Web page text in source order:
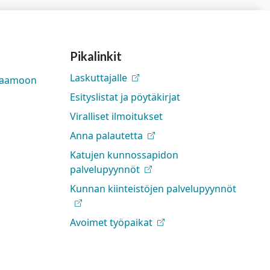
Pikalinkit
Laskuttajalle
Esityslistat ja pöytäkirjat
Viralliset ilmoitukset
Anna palautetta
Katujen kunnossapidon
palvelupyynnöt
Kunnan kiinteistöjen palvelupyynnöt
Avoimet työpaikat